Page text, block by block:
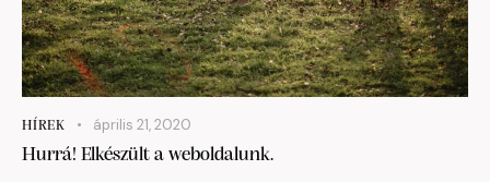
HÍREK április 21, 2020
Hurrá! Elkészült a weboldalunk.